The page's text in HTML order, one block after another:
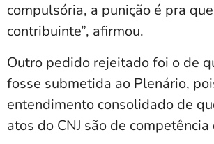
compulsória, a punição é pra
contribuinte”, afirmou.
Outro pedido rejeitado foi o de
fosse submetida ao Plenário,
entendimento consolidado de
atos do CNJ são de competência